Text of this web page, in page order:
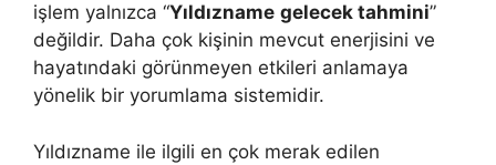
işlem yalnızca “Yıldızname gelecek tahmini”
değildir. Daha çok kişinin mevcut enerjisini ve
hayatındaki görünmeyen etkileri anlamaya
yönelik bir yorumlama sistemidir.
Yıldızname ile ilgili en çok merak edilen